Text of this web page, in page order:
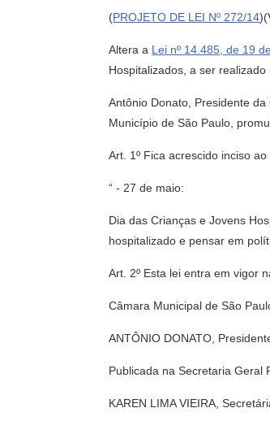
(PROJETO DE LEI Nº 272/14
Altera a Lei nº 14.485, de 19
Hospitalizados, a ser
Antônio Donato, Presidente
Município de São Paulo,
Art. 1º Fica acrescido inciso ao
“ - 27 de maio:
Dia das Crianças e Jovens
hospitalizado e pensar em
Art. 2º Esta lei entra em vigor
Câmara Municipal de São
ANTÔNIO DONATO,
Publicada na Secretaria Geral
KAREN LIMA VIEIRA,